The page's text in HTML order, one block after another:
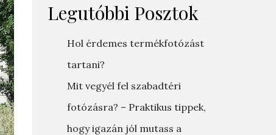
Legutóbbi Posztok
Hol érdemes termékfotózást
tartani?
Mit vegyél fel szabadtéri
fotózásra? – Praktikus tippek,
hogy igazán jól mutass a